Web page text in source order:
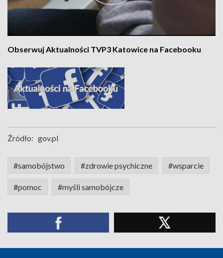
Obserwuj Aktualności TVP3 Katowice na Facebooku
Źródło: gov.pl
#samobójstwo #zdrowie psychiczne #wsparcie
#pomoc #myśli samobójcze